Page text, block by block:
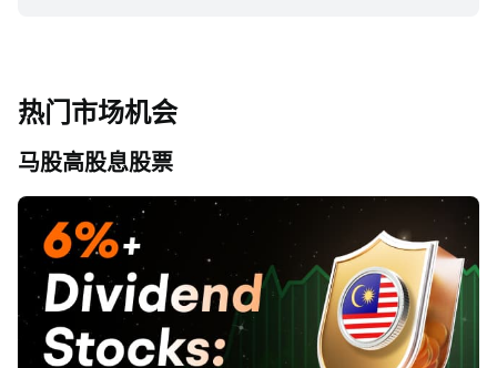
热门市场机会
马股高股息股票